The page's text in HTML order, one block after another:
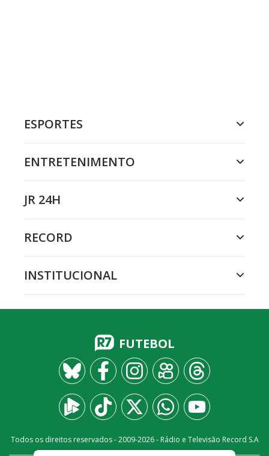
ESPORTES
ENTRETENIMENTO
JR 24H
RECORD
INSTITUCIONAL
FUTEBOL
Todos os direitos reservados - 2009-2026- Rádio e Televisão Record S.A